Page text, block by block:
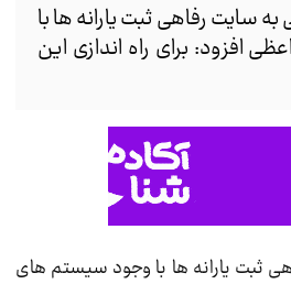
سایت رفاهی ثبت یارانه ها با
افزود: برای راه اندازی این
ثبت یارانه ها با وجود سیستم های